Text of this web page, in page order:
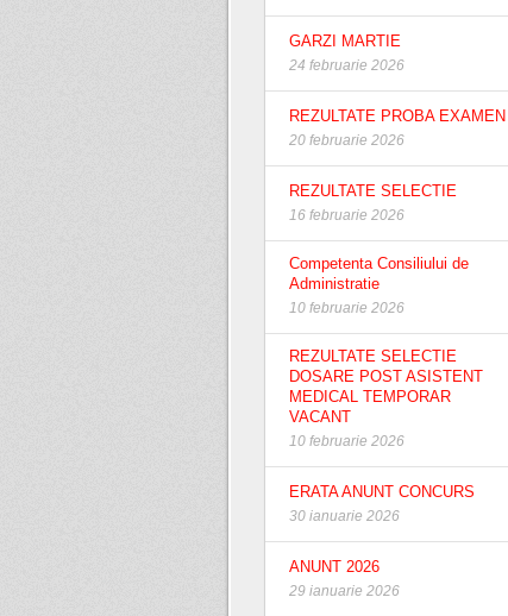
GARZI MARTIE
24 februarie 2026
REZULTATE PROBA EXAMEN
20 februarie 2026
REZULTATE SELECTIE
16 februarie 2026
Competenta Consiliului de
Administratie
10 februarie 2026
REZULTATE SELECTIE
DOSARE POST ASISTENT
MEDICAL TEMPORAR
VACANT
10 februarie 2026
ERATA ANUNT CONCURS
30 ianuarie 2026
ANUNT 2026
29 ianuarie 2026